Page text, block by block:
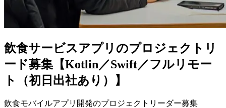
飲食サービスアプリのプロジェクトリ
ード募集【Kotlin／Swift／フルリモー
ト（初日出社あり）】
飲食モバイルアプリ開発のプロジェクトリーダー募集